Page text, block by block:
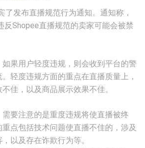
了发布直播规范行为通知。通知称，
反Shopee直播规范的卖家可能会被禁
果用户轻度违规，则会收到平台的警
轻度违规方面的重点在直播质量上，
佳，以及商品展示效果不佳。
要注意的是重度违规将使直播被终
点包括技术问题使直播不佳的，涉及
以及存在诈欺行为等。